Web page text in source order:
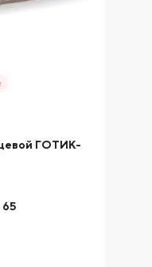
ГОТИК-
65